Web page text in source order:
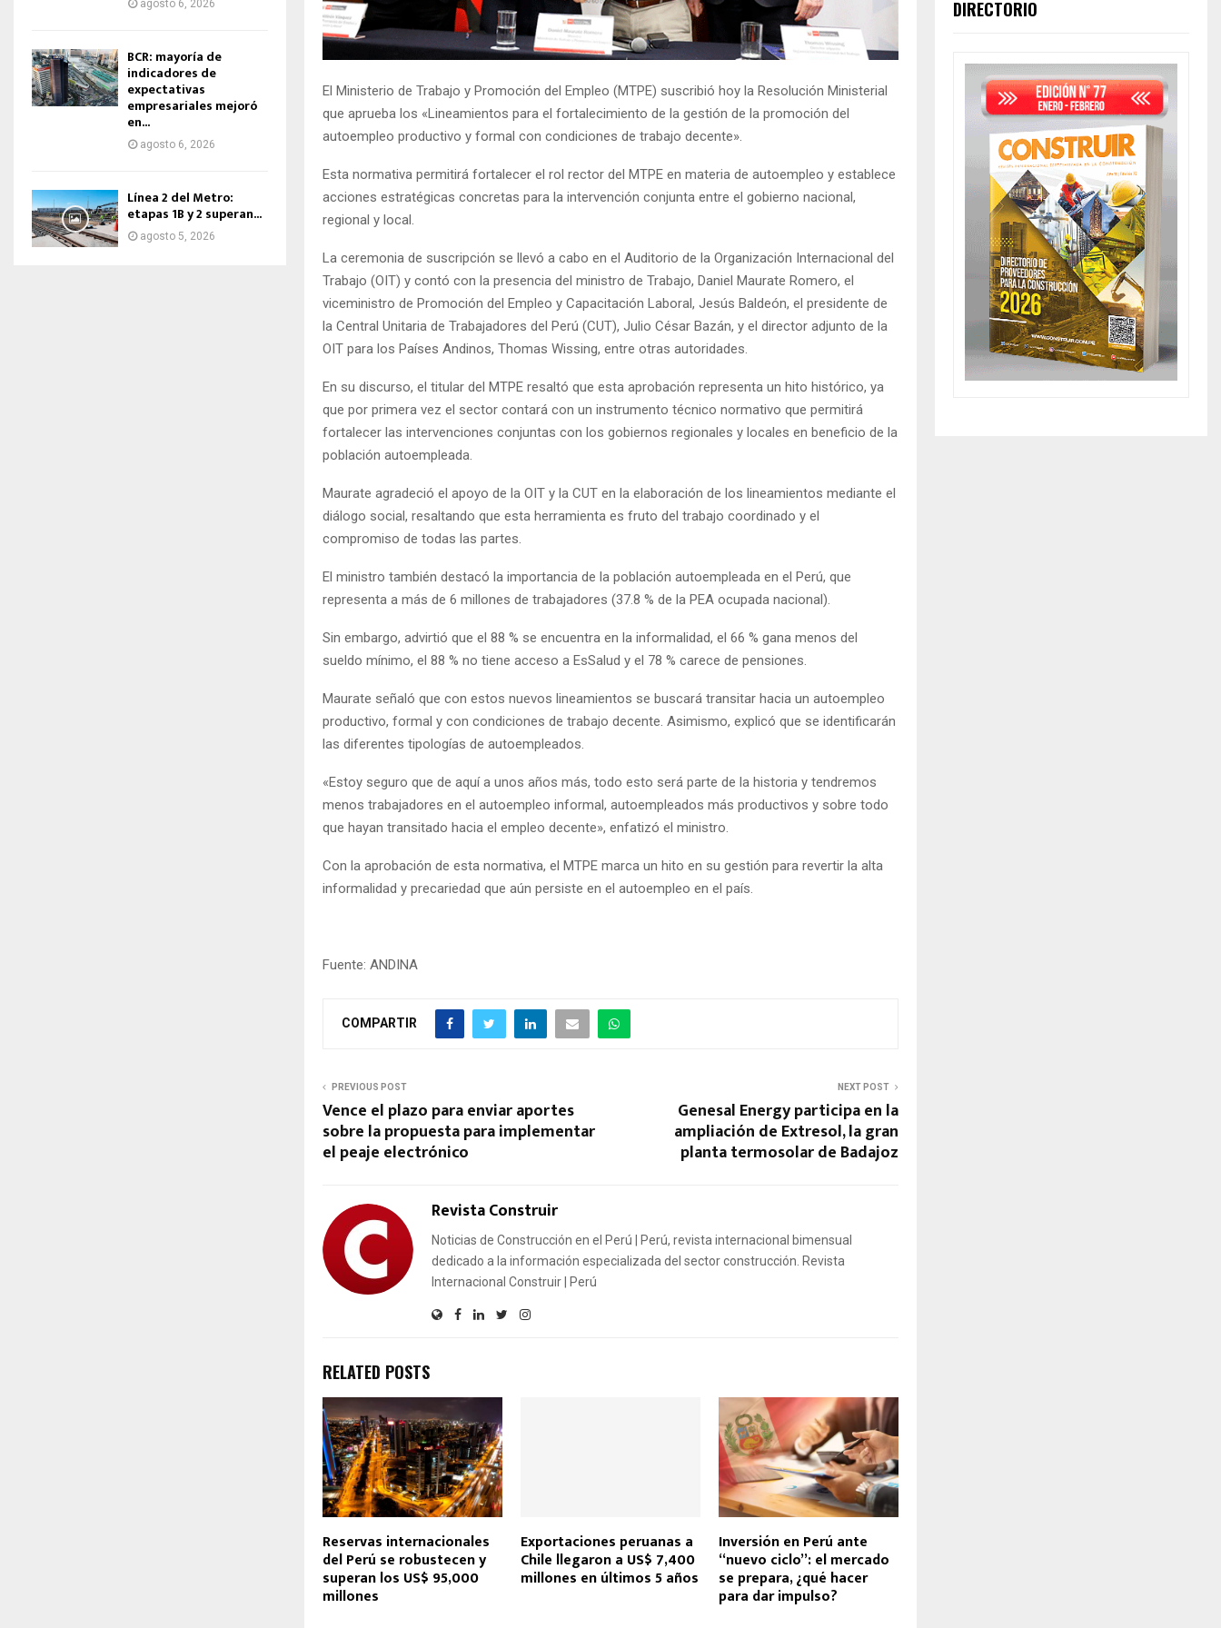
El Ministerio de Trabajo y Promoción del Empleo (MTPE) suscribió hoy la Resolución Ministerial
que aprueba los «Lineamientos para el fortalecimiento de la gestión de la promoción del
autoempleo productivo y formal con condiciones de trabajo decente».
Esta normativa permitirá fortalecer el rol rector del MTPE en materia de autoempleo y establece
acciones estratégicas concretas para la intervención conjunta entre el gobierno nacional,
regional y local.
La ceremonia de suscripción se llevó a cabo en el Auditorio de la Organización Internacional del
Trabajo (OIT) y contó con la presencia del ministro de Trabajo, Daniel Maurate Romero, el
viceministro de Promoción del Empleo y Capacitación Laboral, Jesús Baldeón, el presidente de
la Central Unitaria de Trabajadores del Perú (CUT), Julio César Bazán, y el director adjunto de la
OIT para los Países Andinos, Thomas Wissing, entre otras autoridades.
En su discurso, el titular del MTPE resaltó que esta aprobación representa un hito histórico, ya
que por primera vez el sector contará con un instrumento técnico normativo que permitirá
fortalecer las intervenciones conjuntas con los gobiernos regionales y locales en beneficio de la
población autoempleada.
Maurate agradeció el apoyo de la OIT y la CUT en la elaboración de los lineamientos mediante el
diálogo social, resaltando que esta herramienta es fruto del trabajo coordinado y el
compromiso de todas las partes.
El ministro también destacó la importancia de la población autoempleada en el Perú, que
representa a más de 6 millones de trabajadores (37.8 % de la PEA ocupada nacional).
Sin embargo, advirtió que el 88 % se encuentra en la informalidad, el 66 % gana menos del
sueldo mínimo, el 88 % no tiene acceso a EsSalud y el 78 % carece de pensiones.
Maurate señaló que con estos nuevos lineamientos se buscará transitar hacia un autoempleo
productivo, formal y con condiciones de trabajo decente. Asimismo, explicó que se identificarán
las diferentes tipologías de autoempleados.
«Estoy seguro que de aquí a unos años más, todo esto será parte de la historia y tendremos
menos trabajadores en el autoempleo informal, autoempleados más productivos y sobre todo
que hayan transitado hacia el empleo decente», enfatizó el ministro.
Con la aprobación de esta normativa, el MTPE marca un hito en su gestión para revertir la alta
informalidad y precariedad que aún persiste en el autoempleo en el país.
Fuente: ANDINA
COMPARTIR
PREVIOUS POST
Vence el plazo para enviar aportes
sobre la propuesta para implementar
el peaje electrónico
NEXT POST
Genesal Energy participa en la
ampliación de Extresol, la gran
planta termosolar de Badajoz
Revista Construir
Noticias de Construcción en el Perú | Perú, revista internacional bimensual
dedicado a la información especializada del sector construcción. Revista
Internacional Construir | Perú
RELATED POSTS
Reservas internacionales
del Perú se robustecen y
superan los US$ 95,000
millones
Exportaciones peruanas a
Chile llegaron a US$ 7,400
millones en últimos 5 años
Inversión en Perú ante
“nuevo ciclo”: el mercado
se prepara, ¿qué hacer
para dar impulso?
agosto 6, 2026
BCR: mayoría de
indicadores de
expectativas
empresariales mejoró
en...
agosto 6, 2026
Línea 2 del Metro:
etapas 1B y 2 superan...
agosto 5, 2026
DIRECTORIO